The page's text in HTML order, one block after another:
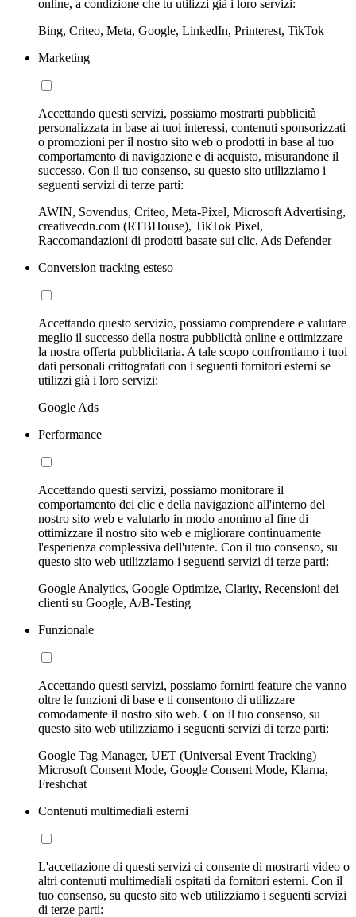
online, a condizione che tu utilizzi già i loro servizi:
Bing, Criteo, Meta, Google, LinkedIn, Printerest, TikTok
Marketing
Accettando questi servizi, possiamo mostrarti pubblicità
personalizzata in base ai tuoi interessi, contenuti sponsorizzati
o promozioni per il nostro sito web o prodotti in base al tuo
comportamento di navigazione e di acquisto, misurandone il
successo. Con il tuo consenso, su questo sito utilizziamo i
seguenti servizi di terze parti:
AWIN, Sovendus, Criteo, Meta-Pixel, Microsoft Advertising,
creativecdn.com (RTBHouse), TikTok Pixel,
Raccomandazioni di prodotti basate sui clic, Ads Defender
Conversion tracking esteso
Accettando questo servizio, possiamo comprendere e valutare
meglio il successo della nostra pubblicità online e ottimizzare
la nostra offerta pubblicitaria. A tale scopo confrontiamo i tuoi
dati personali crittografati con i seguenti fornitori esterni se
utilizzi già i loro servizi:
Google Ads
Performance
Accettando questi servizi, possiamo monitorare il
comportamento dei clic e della navigazione all'interno del
nostro sito web e valutarlo in modo anonimo al fine di
ottimizzare il nostro sito web e migliorare continuamente
l'esperienza complessiva dell'utente. Con il tuo consenso, su
questo sito web utilizziamo i seguenti servizi di terze parti:
Google Analytics, Google Optimize, Clarity, Recensioni dei
clienti su Google, A/B-Testing
Funzionale
Accettando questi servizi, possiamo fornirti feature che vanno
oltre le funzioni di base e ti consentono di utilizzare
comodamente il nostro sito web. Con il tuo consenso, su
questo sito web utilizziamo i seguenti servizi di terze parti:
Google Tag Manager, UET (Universal Event Tracking)
Microsoft Consent Mode, Google Consent Mode, Klarna,
Freshchat
Contenuti multimediali esterni
L'accettazione di questi servizi ci consente di mostrarti video o
altri contenuti multimediali ospitati da fornitori esterni. Con il
tuo consenso, su questo sito web utilizziamo i seguenti servizi
di terze parti: